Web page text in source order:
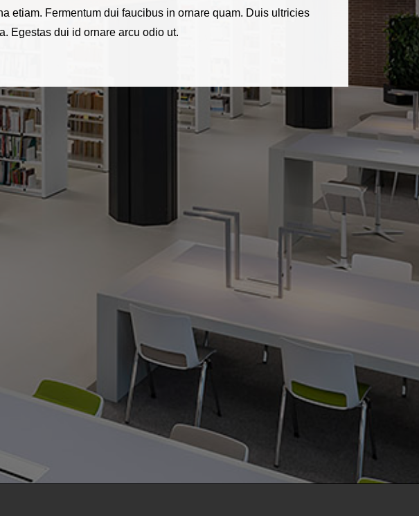
etiam. Fermentum dui faucibus in ornare quam. Duis ultricies
Egestas dui id ornare arcu odio ut.